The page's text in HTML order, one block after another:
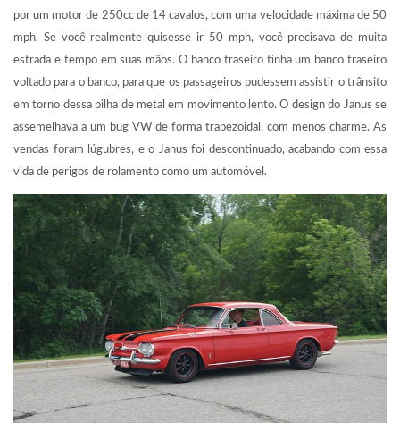
por um motor de 250cc de 14 cavalos, com uma velocidade máxima de 50
mph. Se você realmente quisesse ir 50 mph, você precisava de muita
estrada e tempo em suas mãos. O banco traseiro tinha um banco traseiro
voltado para o banco, para que os passageiros pudessem assistir o trânsito
em torno dessa pilha de metal em movimento lento. O design do Janus se
assemelhava a um bug VW de forma trapezoidal, com menos charme. As
vendas foram lúgubres, e o Janus foi descontinuado, acabando com essa
vida de perigos de rolamento como um automóvel.